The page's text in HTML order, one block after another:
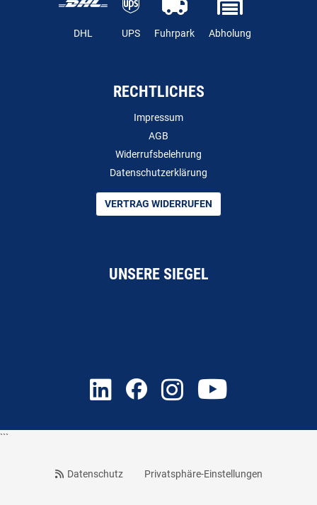
DHL UPS Fuhrpark Abholung
RECHTLICHES
Impressum
AGB
Widerrufsbelehrung
Datenschutzerklärung
VERTRAG WIDERRUFEN
UNSERE SIEGEL
```
Datenschutz Privatsphäre-Einstellungen